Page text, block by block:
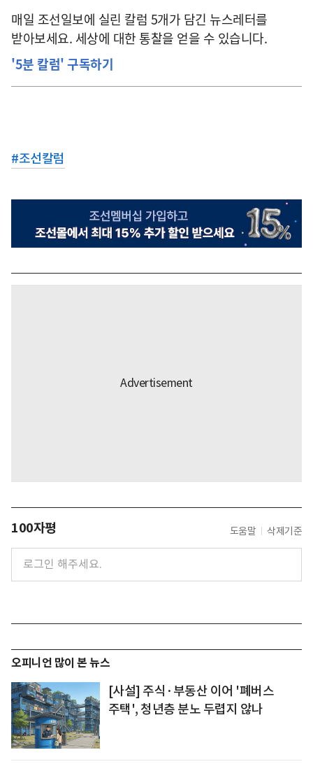
매일 조선일보에 실린 칼럼 5개가 담긴 뉴스레터를
받아보세요. 세상에 대한 통찰을 얻을 수 있습니다.
'5분 칼럼' 구독하기
#조선칼럼
100자평 도움말 삭제기준
오피니언 많이 본 뉴스
[사설] 주식·부동산 이어 '폐버스
주택', 청년층 분노 두렵지 않나